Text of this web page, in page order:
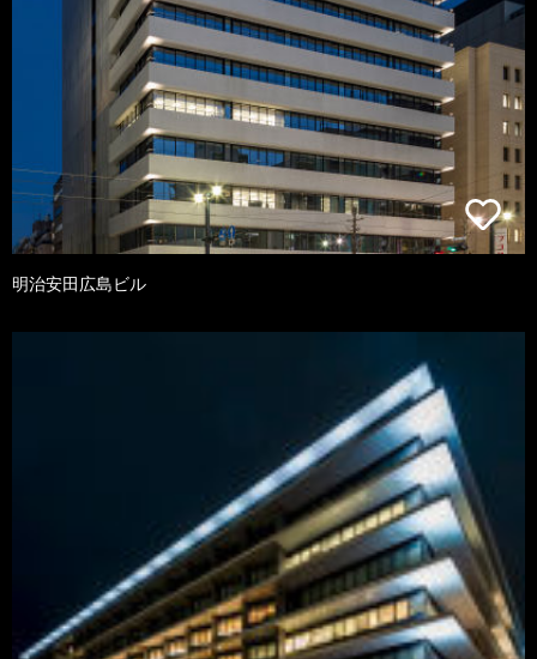
明治安田広島ビル